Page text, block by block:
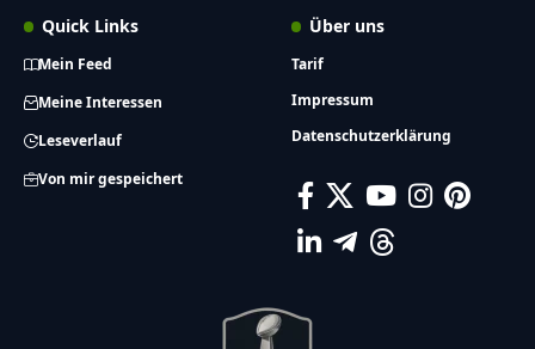
Quick Links
Mein Feed
Meine Interessen
Leseverlauf
Von mir gespeichert
Über uns
Tarif
Impressum
Datenschutzerklärung